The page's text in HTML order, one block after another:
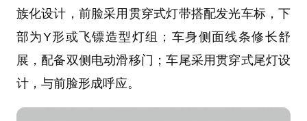
族化设计，前脸采用贯穿式灯带搭配发光车标，下
部为Y形或飞镖造型灯组；车身侧面线条修长舒
展，配备双侧电动滑移门；车尾采用贯穿式尾灯设
计，与前脸形成呼应。